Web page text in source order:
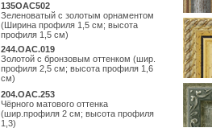
135OAC502
Зеленоватый с золотым орнаментом
(Ширина профиля 1,5 см; высота
профиля 1,5 см)
244.ОАС.019
Золотой с бронзовым оттенком (шир.
профиля 2,5 см; высота профиля 1,6
см)
204.OAC.253
Чёрного матового оттенка
(шир.профиля 2 см; высота профиля
1,3)